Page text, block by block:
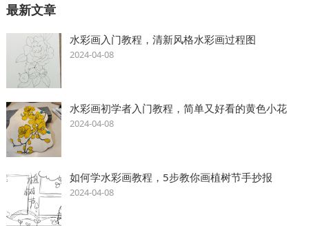
最新文章
水彩画入门教程，清新风格水彩画过程图
2024-04-08
水彩画初学者入门教程，简单又好看的黄色小花
2024-04-08
如何学水彩画教程，5步教你画植树节手抄报
2024-04-08